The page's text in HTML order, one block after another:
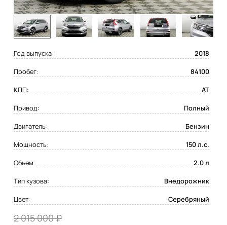
Год выпуска:
2018
Пробег:
84100
КПП:
AT
Привод:
Полный
Двигатель:
Бензин
Мощность:
150 л.с.
Объем
2.0 л
Тип кузова:
Внедорожник
Цвет:
Серебряный
2 015 000 ₽